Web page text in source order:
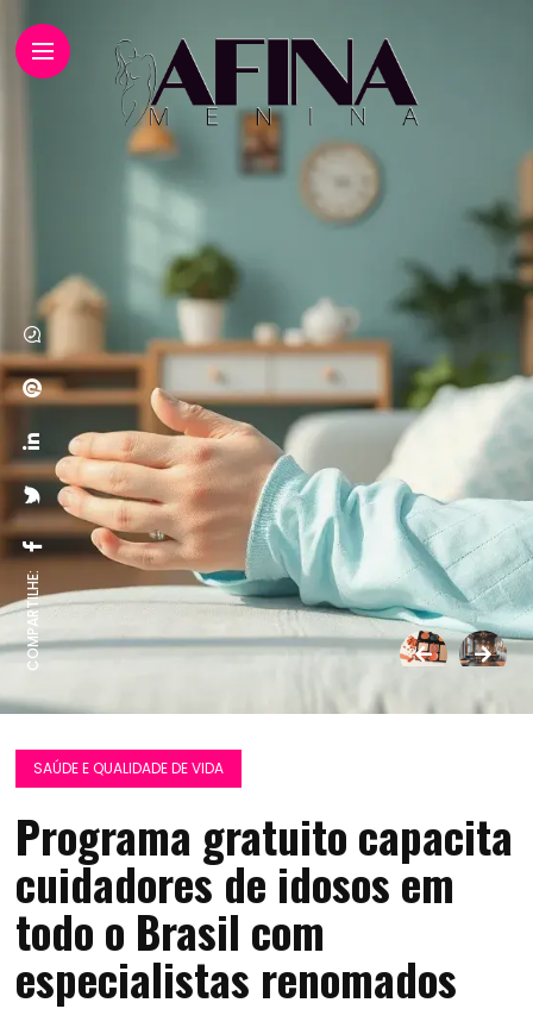
COMPARTILHE:
SAÚDE E QUALIDADE DE VIDA
Programa gratuito capacita
cuidadores de idosos em
todo o Brasil com
especialistas renomados